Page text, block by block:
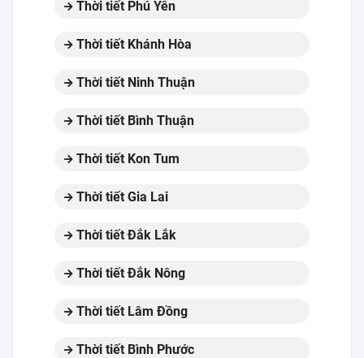
Thời tiết Phú Yên
Thời tiết Khánh Hòa
Thời tiết Ninh Thuận
Thời tiết Bình Thuận
Thời tiết Kon Tum
Thời tiết Gia Lai
Thời tiết Đắk Lắk
Thời tiết Đắk Nông
Thời tiết Lâm Đồng
Thời tiết Bình Phước